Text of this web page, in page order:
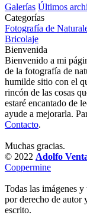
Galerías Últimos
Categorías
Fotografía de
Bricolaje
Bienvenida
Bienvenido a mi
de la fotografía de
humilde sitio con el
rincón de las cosas
estaré encantado de
ayude a mejorarla.
Contacto.
Muchas gracias.
© 2022 Adolfo
Coppermine
Todas las imágenes
por derecho de autor
escrito.